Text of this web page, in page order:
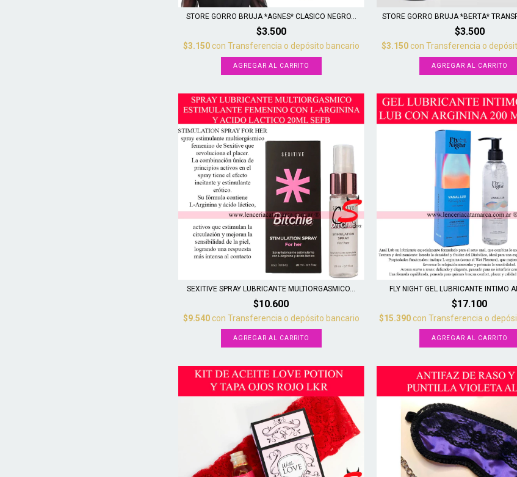
STORE GORRO BRUJA *AGNES* CLASICO NEGRO...
$3.500
$3.150con Transferencia o depósito bancario
STORE GORRO BRUJA *BERTA*
$3.500
$3.150con Transferencia o
SEXITIVE SPRAY LUBRICANTE MULTIORGASMICO...
$10.600
$9.540con Transferencia o depósito bancario
FLY NIGHT GEL LUBRICANTE INTIMO
$17.100
$15.390con Transferencia o